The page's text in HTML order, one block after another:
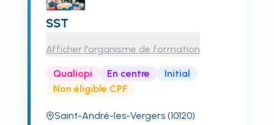
SST
Afficher l'organisme de formation
Qualiopi En centre
Initial
Non éligible CPF
Saint-André-les-Vergers (10120)